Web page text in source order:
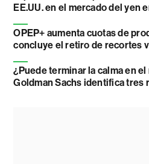
EE.UU. en el mercado del yen
OPEP+ aumenta cuotas de
concluye el retiro de recortes
¿Puede terminar la calma en
Goldman Sachs identifica tres